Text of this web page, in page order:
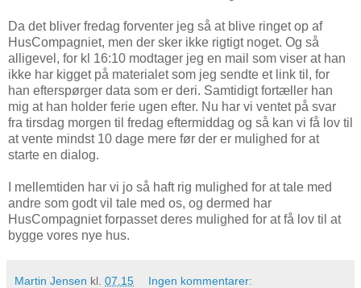
Da det bliver fredag forventer jeg så at blive ringet op af
HusCompagniet, men der sker ikke rigtigt noget. Og så
alligevel, for kl 16:10 modtager jeg en mail som viser at han
ikke har kigget på materialet som jeg sendte et link til, for
han efterspørger data som er deri. Samtidigt fortæller han
mig at han holder ferie ugen efter. Nu har vi ventet på svar
fra tirsdag morgen til fredag eftermiddag og så kan vi få lov til
at vente mindst 10 dage mere før der er mulighed for at
starte en dialog.
I mellemtiden har vi jo så haft rig mulighed for at tale med
andre som godt vil tale med os, og dermed har
HusCompagniet forpasset deres mulighed for at få lov til at
bygge vores nye hus.
Martin Jensen kl. 07.15 Ingen kommentarer: